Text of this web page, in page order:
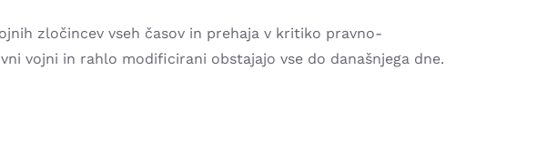
zločincev vseh časov in prehaja v kritiko pravno-
vojni in rahlo modificirani obstajajo vse do današnjega dne.